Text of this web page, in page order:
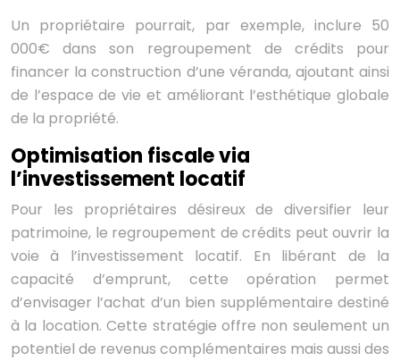
Un propriétaire pourrait, par exemple, inclure 50
000€ dans son regroupement de crédits pour
financer la construction d’une véranda, ajoutant ainsi
de l’espace de vie et améliorant l’esthétique globale
de la propriété.
Optimisation fiscale via
l’investissement locatif
Pour les propriétaires désireux de diversifier leur
patrimoine, le regroupement de crédits peut ouvrir la
voie à l’investissement locatif. En libérant de la
capacité d’emprunt, cette opération permet
d’envisager l’achat d’un bien supplémentaire destiné
à la location. Cette stratégie offre non seulement un
potentiel de revenus complémentaires mais aussi des